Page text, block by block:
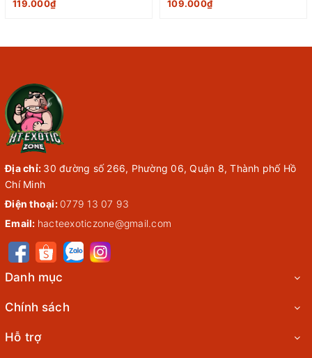
119.000₫
109.000₫
Địa chỉ: 30 đường số 266, Phường 06, Quận 8, Thành phố Hồ
Chí Minh
Điện thoại: 0779 13 07 93
Email: hacteexoticzone@gmail.com
Danh mục
Chính sách
Hỗ trợ